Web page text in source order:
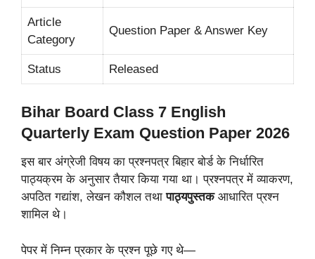
Article
Category
Question Paper & Answer Key
Status Released
Bihar Board Class 7 English
Quarterly Exam Question Paper 2026
इस बार अंग्रेजी विषय का प्रश्नपत्र बिहार बोर्ड के निर्धारित
पाठ्यक्रम के अनुसार तैयार किया गया था। प्रश्नपत्र में व्याकरण,
अपठित गद्यांश, लेखन कौशल तथापाठ्यपुस्तकआधारित प्रश्न
शामिल थे।
पेपर में निम्न प्रकार के प्रश्न पूछे गए थे—